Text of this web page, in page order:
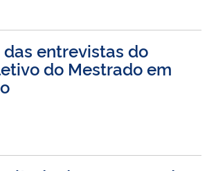
entrevistas do
do Mestrado em